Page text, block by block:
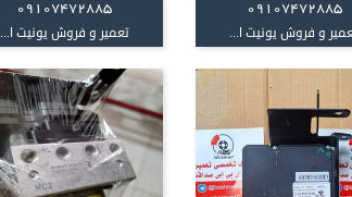
09107472885
و فروش یونیت ا...
09107472885
تعمیر و فروش یونیت ا...